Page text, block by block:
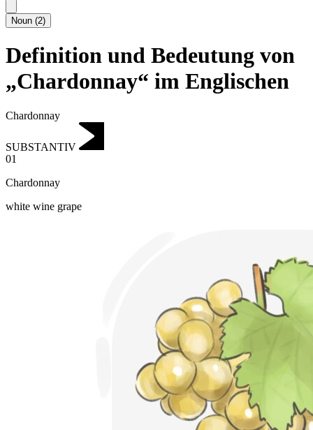
Noun (2)
Definition und Bedeutung von
„Chardonnay“ im Englischen
Chardonnay
SUBSTANTIV
01
Chardonnay
white wine grape